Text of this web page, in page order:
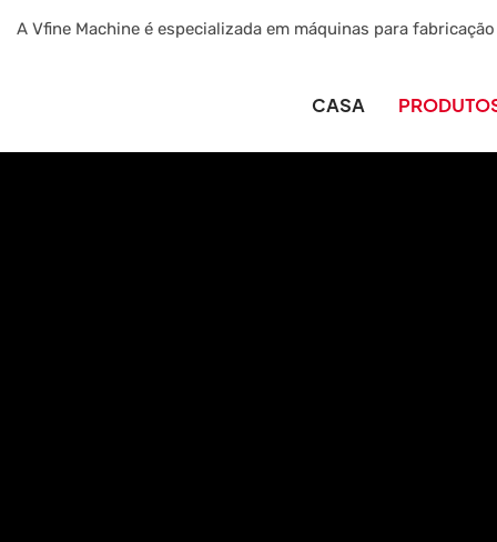
A Vfine Machine é especializada em máquinas para
CASA